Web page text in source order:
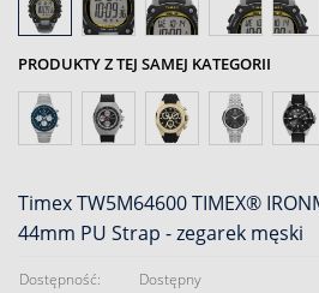
PRODUKTY Z TEJ SAMEJ KATEGORII
Timex TW5M64600 TIMEX®
44mm PU Strap - zegarek męski
Dostępność:
Dostępny